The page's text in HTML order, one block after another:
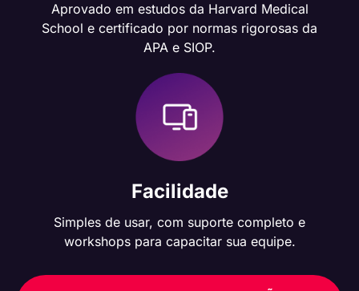
Aprovado em estudos da Harvard Medical
School e certificado por normas rigorosas da
APA e SIOP.
Facilidade
Simples de usar, com suporte completo e
workshops para capacitar sua equipe.